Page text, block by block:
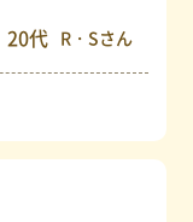
20代 R・Sさん